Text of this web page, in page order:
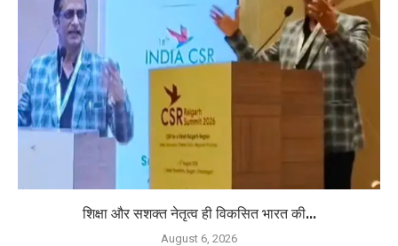
शिक्षा और सशक्त नेतृत्व ही विकसित भारत की...
August 6, 2026